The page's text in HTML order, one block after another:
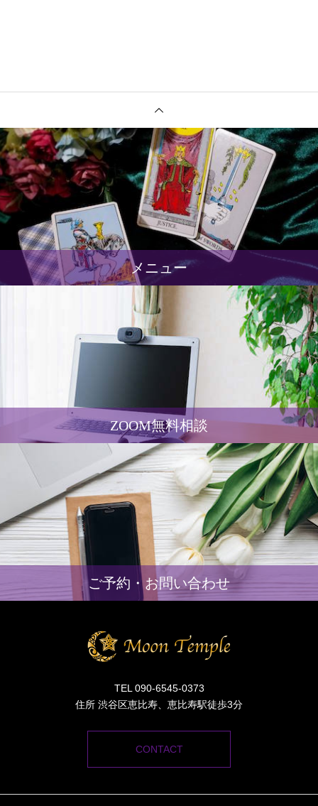
メニュー
ZOOM無料相談
ご予約・お問い合わせ
TEL 090-6545-0373
住所 渋谷区恵比寿、恵比寿駅徒歩3分
CONTACT